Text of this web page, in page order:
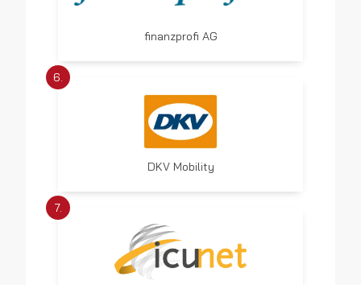
finanzprofi AG
6.
DKV Mobility
7.